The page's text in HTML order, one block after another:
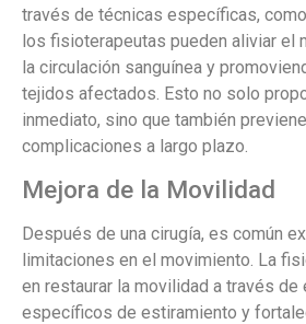
través de técnicas específicas,
los fisioterapeutas pueden aliviar el
la circulación sanguínea y
tejidos afectados. Esto no solo
inmediato, sino que también
complicaciones a largo plazo.
Mejora de la Movilidad
Después de una cirugía, es común
limitaciones en el movimiento. La
en restaurar la movilidad a través de
específicos de estiramiento y